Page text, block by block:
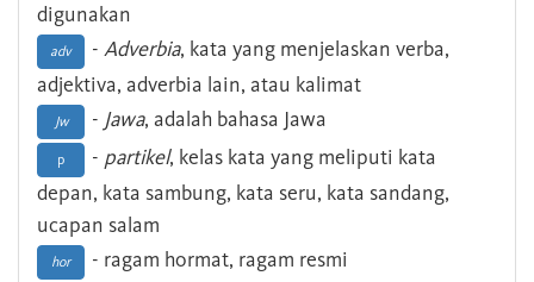
digunakan
adv - Adverbia, kata yang menjelaskan verba,
adjektiva, adverbia lain, atau kalimat
Jw - Jawa, adalah bahasa Jawa
p - partikel, kelas kata yang meliputi kata
depan, kata sambung, kata seru, kata sandang,
ucapan salam
hor - ragam hormat, ragam resmi